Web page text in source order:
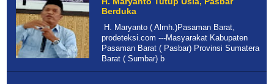
Berduka
H. Maryanto ( Almh.)Pasaman Barat,
prodeteksi.com ---Masyarakat Kabupaten
Pasaman Barat ( Pasbar) Provinsi Sumatera
Barat ( Sumbar) b